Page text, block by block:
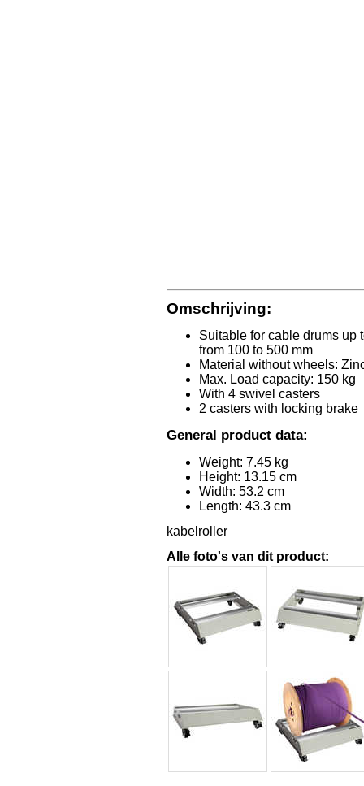
Omschrijving:
Suitable for cable drums up
from 100 to 500 mm
Material without wheels:
Max. Load capacity: 150 kg
With 4 swivel casters
2 casters with locking brake
General product data:
Weight: 7.45 kg
Height: 13.15 cm
Width: 53.2 cm
Length: 43.3 cm
kabelroller
Alle foto's van dit product: